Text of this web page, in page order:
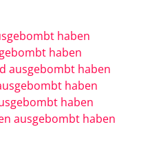
haben
haben
ausgebombt haben
haben
haben
ausgebombt haben